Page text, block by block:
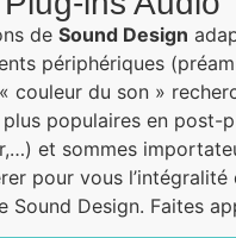
deSound Design
périphériques
couleur du son »
populaires en post-
et sommes
pour vous
Sound Design. Faites